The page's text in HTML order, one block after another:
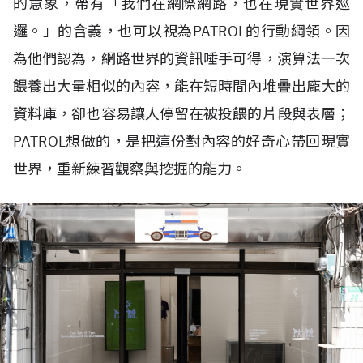
邏。」的含義，也可以視為PATROL的行動綱領。因
為他們認為，網路世界的資訊唾手可得，演算法一次
餵養出大量相似的內容，能在短時間內堆疊出龐大的
資料庫，卻也容易讓人停留在被投餵的片段與表層；
PATROL想做的，是把這份對內容的好奇心帶回現實
世界，重新練習觀察與挖掘的能力。